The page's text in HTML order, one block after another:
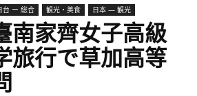
台 ー 総合 観光・美食 日本 — 観光
南家齊女子高級
旅行で草加高等